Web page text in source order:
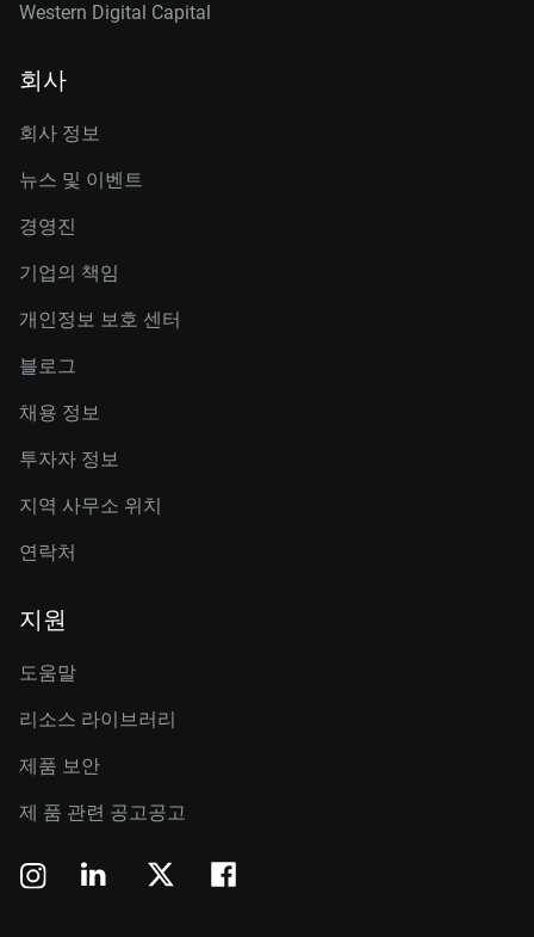
Western Digital Capital
회사
회사 정보
뉴스 및 이벤트
경영진
기업의 책임
개인정보 보호 센터
블로그
채용 정보
투자자 정보
지역 사무소 위치
연락처
지원
도움말
리소스 라이브러리
제품 보안
제 품 관련 공고공고